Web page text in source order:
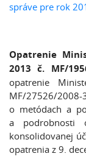
správe pre rok
Opatrenie
2013 č. MF/
opatrenie
MF/27526/
o metódach a
a podrobnosti
konsolidovanej
opatrenia z 9.